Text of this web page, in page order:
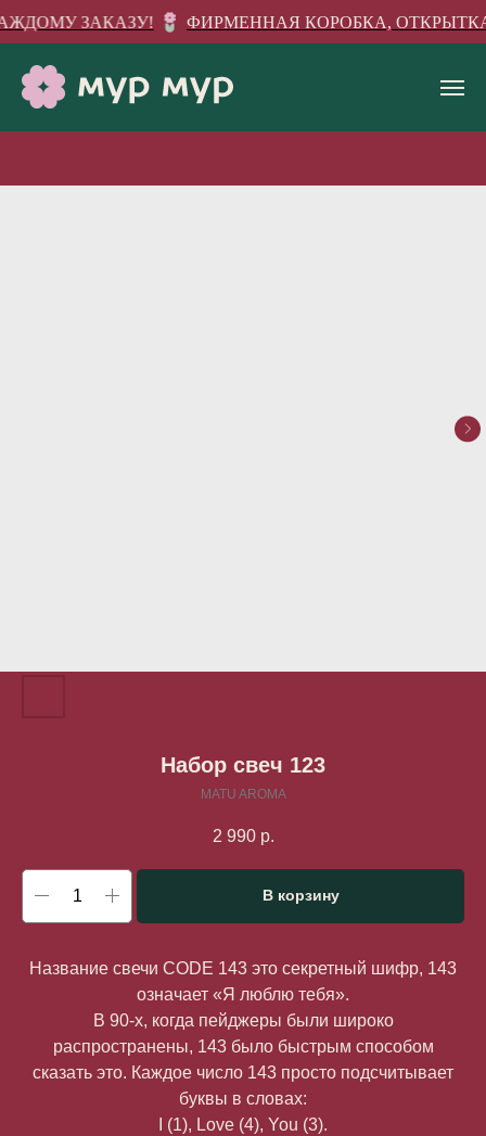
ЗАКАЗУ! ФИРМЕННАЯ КОРОБКА,
Набор свеч 123
MATU AROMA
2 990 р.
В корзину
Название свечи CODE 143 это секретный шифр, 143
означает «Я люблю тебя».
В 90-х, когда пейджеры были широко
распространены, 143 было быстрым способом
сказать это. Каждое число 143 просто подсчитывает
буквы в словах:
I (1), Love (4), You (3).